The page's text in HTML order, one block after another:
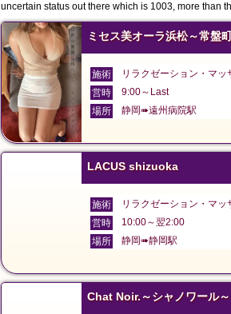
uncertain status out there which is 1003, more than
ミセス美オーラ浜松～常盤
施術
リラクゼーション・マッ
営時
9:00～Last
場所
静岡➠遠州病院駅
LACUS shizuoka
施術
リラクゼーション・マッ
営時
10:00～翌2:00
場所
静岡➠静岡駅
Chat Noir.～シャノワール～